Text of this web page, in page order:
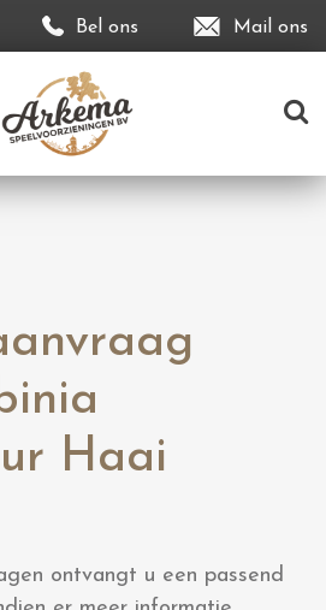
Bel ons Mail ons
Haai
ontvangt u een passend